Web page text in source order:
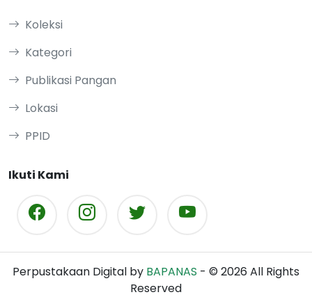
Koleksi
Kategori
Publikasi Pangan
Lokasi
PPID
Ikuti Kami
Perpustakaan Digital by BAPANAS - © 2026 All Rights
Reserved